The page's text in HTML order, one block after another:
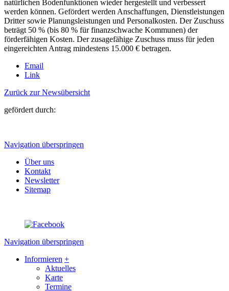
natürlichen Boden­funktionen wieder hergestellt und verbessert
werden können. Gefördert werden Anschaffungen, Dienstleistungen
Dritter sowie Planungs­leistungen und Personal­kosten. Der Zuschuss
beträgt 50 % (bis 80 % für finanzschwache Kommunen) der
förderfähigen Kosten. Der zusagefähige Zuschuss muss für jeden
eingereichten Antrag mindestens 15.000 € betragen.
Email
Link
Zurück zur Newsübersicht
gefördert durch:
Navigation überspringen
Über uns
Kontakt
Newsletter
Sitemap
Navigation überspringen
Informieren +
Aktuelles
Karte
Termine